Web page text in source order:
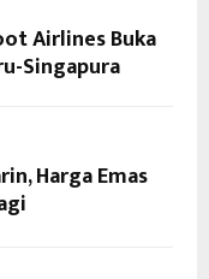
Airlines Buka
Singapura
Harga Emas